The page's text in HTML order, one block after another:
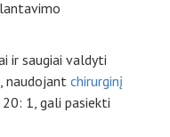
ir saugiai valdyti
naudojant chirurginį
1, gali pasiekti